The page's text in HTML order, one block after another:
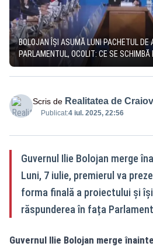
BOLOJAN ÎȘI ASUMĂ LUNI PACHETUL DE
PARLAMENTUL, OCOLIT: CE SE SCHIMBĂ
Scris de Realitatea de
Publicat:4 iul. 2025, 22:56
Guvernul Ilie Bolojan merge
Luni, 7 iulie, premierul va
forma finală a proiectului și
răspunderea în fața
Guvernul Ilie Bolojan merge